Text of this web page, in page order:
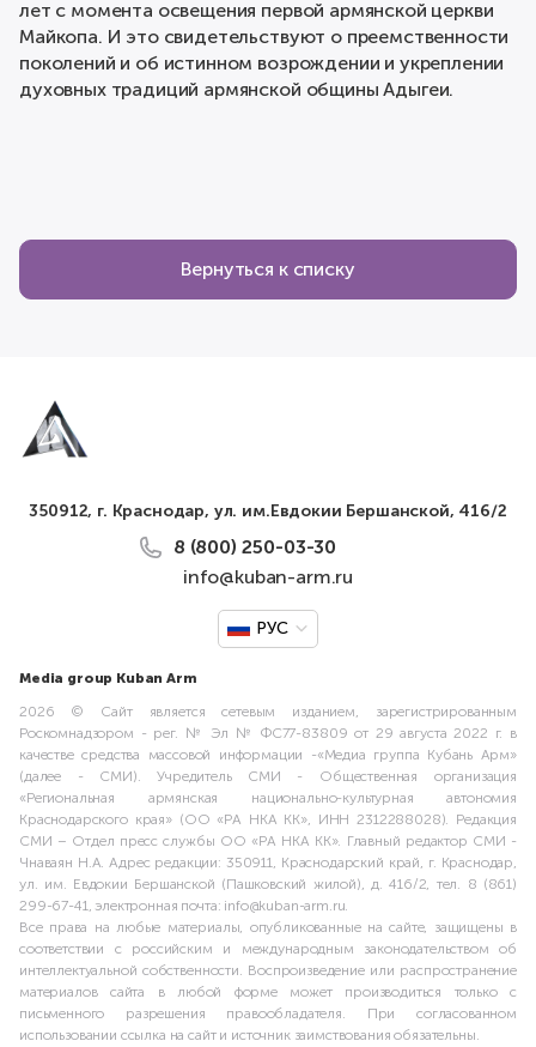
лет с момента освещения первой армянской церкви
Майкопа. И это свидетельствуют о преемственности
поколений и об истинном возрождении и укреплении
духовных традиций армянской общины Адыгеи.
Вернуться к списку
350912, г. Краснодар, ул. им.Евдокии Бершанской, 416/2
8 (800) 250-03-30
info@kuban-arm.ru
РУС
Media group Kuban Arm
2026 © Сайт является сетевым изданием, зарегистрированным
Роскомнадзором - рег. № Эл № ФС77-83809 от 29 августа 2022 г. в
качестве средства массовой информации -«Медиа группа Кубань Арм»
(далее - СМИ). Учредитель СМИ - Общественная организация
«Региональная армянская национально-культурная автономия
Краснодарского края» (ОО «РА НКА КК», ИНН 2312288028). Редакция
СМИ – Отдел пресс службы ОО «РА НКА КК». Главный редактор СМИ -
Чнаваян Н.А. Адрес редакции: 350911, Краснодарский край, г. Краснодар,
ул. им. Евдокии Бершанской (Пашковский жилой), д. 416/2, тел. 8 (861)
299-67-41, электронная почта: info@kuban-arm.ru.
Все права на любые материалы, опубликованные на сайте, защищены в
соответствии с российским и международным законодательством об
интеллектуальной собственности. Воспроизведение или распространение
материалов сайта в любой форме может производиться только с
письменного разрешения правообладателя. При согласованном
использовании ссылка на сайт и источник заимствования обязательны.